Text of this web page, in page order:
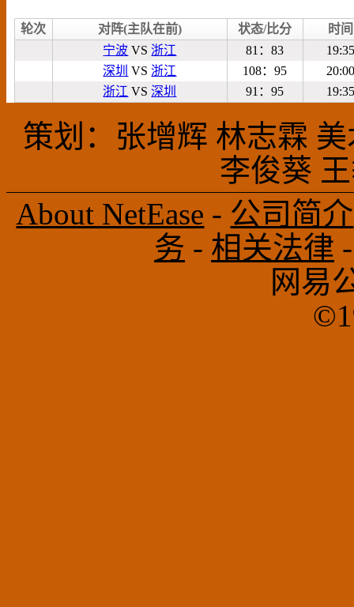
轮次 对阵(主队在前) 状态/比分
时间
宁波 VS 浙江 81：83
深圳
VS 浙江 108：95
浙江 VS深圳 91：95
策划：张增辉 林志霖
李俊葵
About NetEase - 公司简介
务 - 相关法律
网易